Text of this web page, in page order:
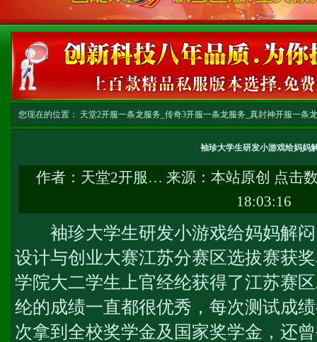
您现在的位置： 天堂2开服一条龙服务_传奇3开服一条龙服务_真封神开服一条
袖珍大学生研发小游戏给妈妈
作者： 天堂2开服… 来源：本站原创 点击
18:03:16
袖珍大学生研发小游戏给妈妈解闷
设计与创业大赛江苏分赛区选拔赛获
学院大二学生上官经纶获得了江苏赛
纶的成绩一直都很优秀，每次测试成
次拿到全校奖学金及国家奖学金，还